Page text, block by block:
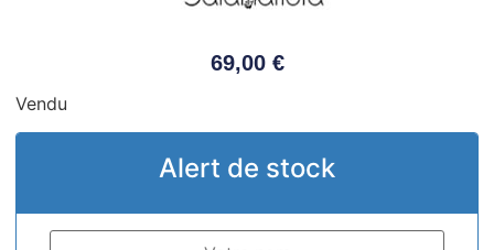
69,00 €
Vendu
Alert de stock